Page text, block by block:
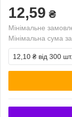
12,59 ₴
Мінімальне
Мінімальна сума
12,10 ₴ від 300 шт.